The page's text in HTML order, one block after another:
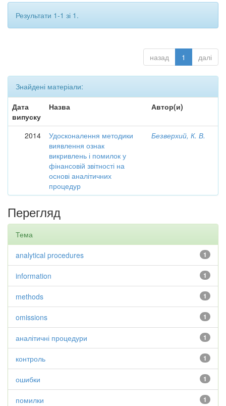
Результати 1-1 зі 1.
назад 1 далі
Знайдені матеріали:
Дата
випуску
Назва Автор(и)
2014
Удосконалення методики
виявлення ознак
викривлень і помилок у
фінансовій звітності на
основі аналітичних
процедур
Безверхий, К. В.
Перегляд
Тема
1
analytical procedures
1
information
1
methods
1
omissions
1
аналітичні процедури
1
контроль
1
ошибки
1
помилки